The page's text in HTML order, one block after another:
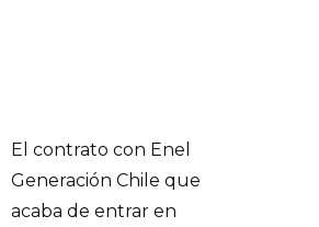
El contrato con Enel
Generación Chile que
acaba de entrar en